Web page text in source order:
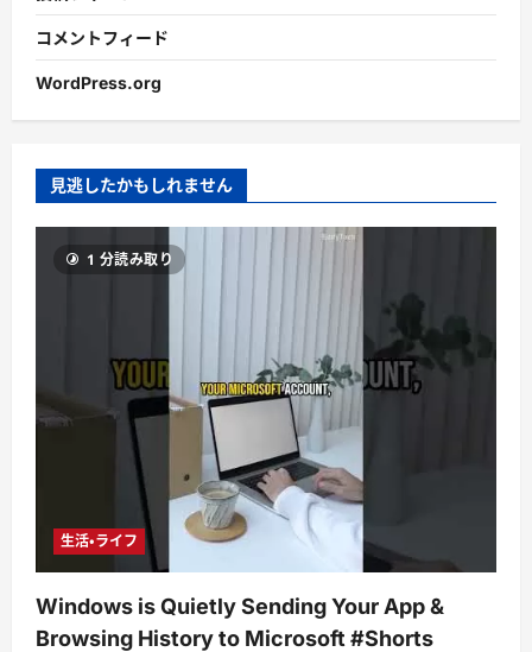
コメントフィード
WordPress.org
見逃したかもしれません
1 分読み取り
生活・ライフ
Windows is Quietly Sending Your App &
Browsing History to Microsoft #Shorts